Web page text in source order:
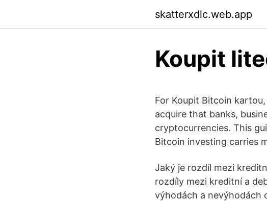
skatterxdlc.web.app
Koupit
For Koupit Bitcoin
acquire that banks,
cryptocurrencies. This
Bitcoin investing carries
Jaký je rozdíl mezi
rozdíly mezi kreditní a
výhodách a nevýhodách